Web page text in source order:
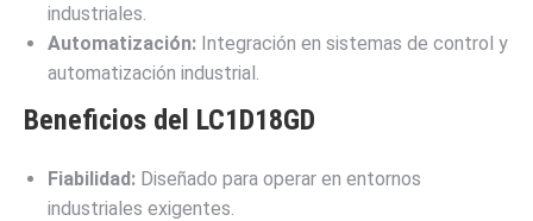
industriales.
Automatización: Integración en sistemas de control y
automatización industrial.
Beneficios del LC1D18GD
Fiabilidad: Diseñado para operar en entornos
industriales exigentes.